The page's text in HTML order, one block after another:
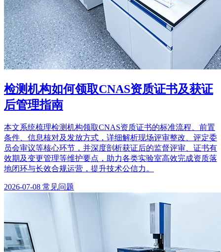
检测机构如何领取CNAS资质证书及获证
后管理指南
本文系统梳理检测机构领取CNAS资质证书的标准流程、前置
条件、信息核对及发放方式，详细解析现场评审整改、评定委
员会审议等核心环节，并深度剖析获证后的监督评审、证书有
效期及变更管理等维护要点，助力各类实验室高效完成资质落
地闭环与长效合规运营，提升技术公信力。
2026-07-08 常见问题